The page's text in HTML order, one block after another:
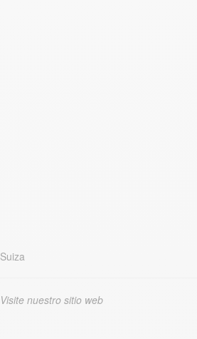
Suiza
Visite nuestro sitio web